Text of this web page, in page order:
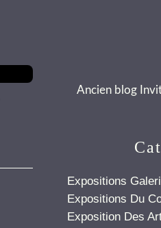
Expositions
Expositions Du
Exposition Des
Ancien blog